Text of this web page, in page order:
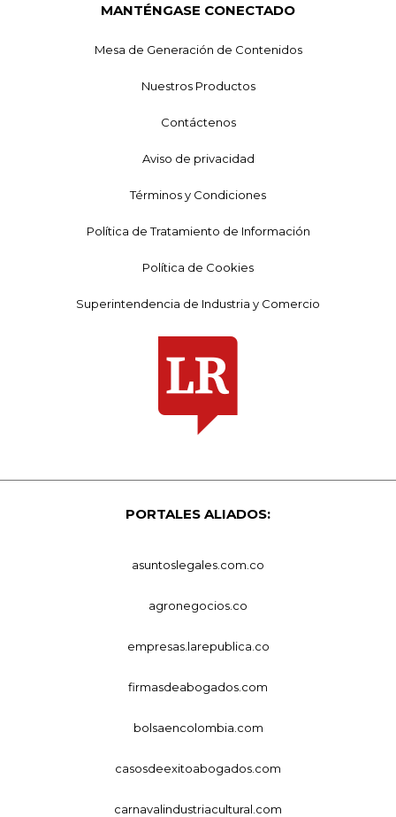
MANTÉNGASE CONECTADO
Mesa de Generación de Contenidos
Nuestros Productos
Contáctenos
Aviso de privacidad
Términos y Condiciones
Política de Tratamiento de Información
Política de Cookies
Superintendencia de Industria y Comercio
PORTALES ALIADOS:
asuntoslegales.com.co
agronegocios.co
empresas.larepublica.co
firmasdeabogados.com
bolsaencolombia.com
casosdeexitoabogados.com
carnavalindustriacultural.com